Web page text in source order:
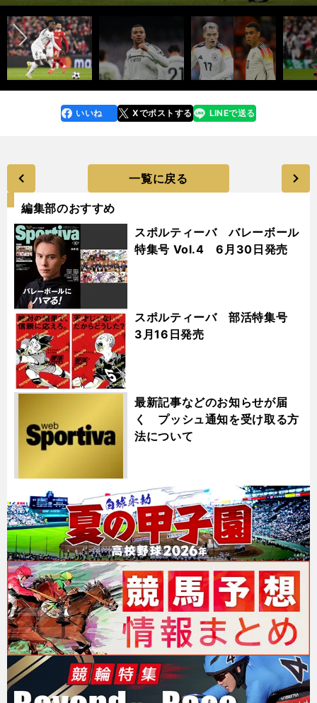
faceboo
k
いいね Xでポストする
line LINEで送る
一覧に戻る
編集部のおすすめ
スポルティーバ バレーボール
特集号 Vol.4 6月30日発売
スポルティーバ 部活特集号
3月16日発売
最新記事などのお知らせが届
く プッシュ通知を受け取る方
法について